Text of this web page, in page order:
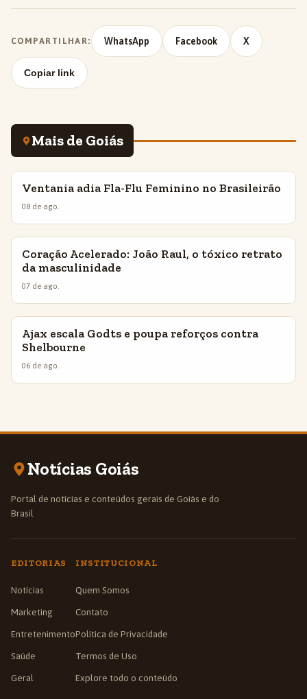
COMPARTILHAR: WhatsApp Facebook X
Copiar link
Mais de Goiás
INSIGHTS
Ventania adia Fla-Flu Feminino no Brasileirão
08 de ago.
INSIGHTS
Coração Acelerado: João Raul, o tóxico retrato
da masculinidade
07 de ago.
INSIGHTS
Ajax escala Godts e poupa reforços contra
Shelbourne
06 de ago.
Notícias Goiás
Portal de notícias e conteúdos gerais de Goiás e do
Brasil
EDITORIAS
Notícias
Marketing
Entretenimento
Saúde
Geral
INSTITUCIONAL
Quem Somos
Contato
Política de Privacidade
Termos de Uso
Explore todo o conteúdo